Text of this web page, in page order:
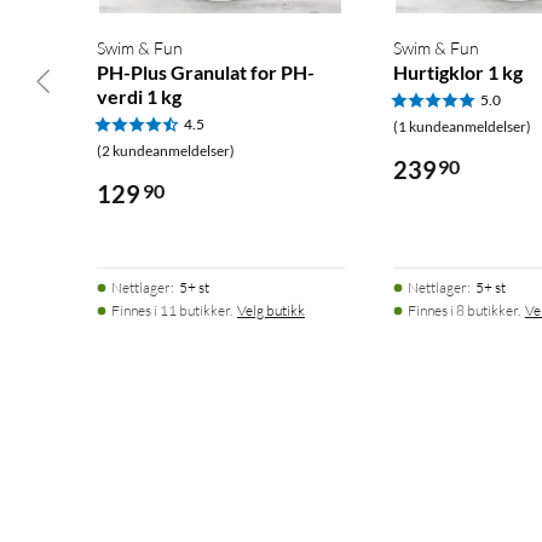
Swim & Fun
PH-Plus Granulat for PH-
verdi 1 kg
4.5
(2 kundeanmeldelser)
129 90
Nettlager: 5+ st
Finnes i 11 butikker. Velg butikk
Swim & Fun
Hurtigklor 1 kg
5.0
(1 kundeanmeldelser)
23990
Nettlager: 5+ st
Finnes i 8 butikker.